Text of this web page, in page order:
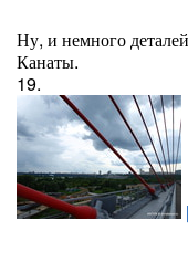
Ну, и немного
Канаты.
19.